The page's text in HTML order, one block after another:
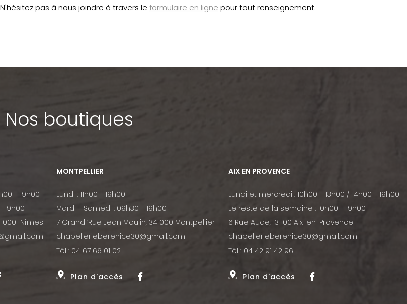
pas à nous joindre à travers le formulaire en ligne pour tout renseignement.
Nos boutiques
- 19h00
19h00
000 Nîmes
MONTPELLIER
Lundi : 11h00 - 19h00
Mardi - Samedi : 09h30 - 19h00
7 Grand ’Rue Jean Moulin, 34 000 Montpellier
chapellerieberenice30@gmail.com
Tél : 04 67 66 01 02
Plan d'accès
AIX EN PROVENCE
Lundi et mercredi : 10h00 - 13h00 / 14h00 - 19h00
Le reste de la semaine : 10h00 - 19h00
6 Rue Aude, 13 100 Aix-en-Provence
chapellerieberenice30@gmail.com
Tél : 04 42 91 42 96
Plan d'accès